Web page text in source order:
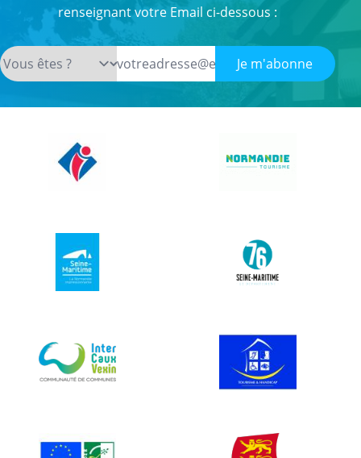
renseignant votre Email ci-dessous :
Je m'abonne